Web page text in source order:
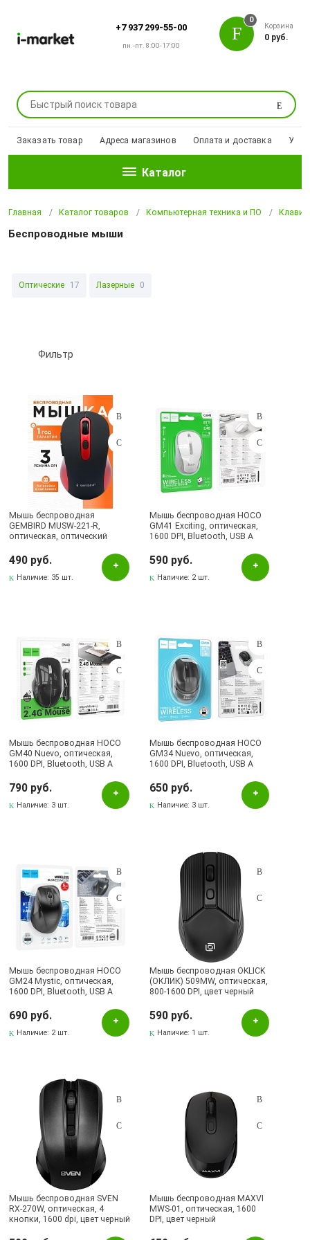
+7 937 299-55-00
пн.-пт. 8:00-17:00
Поиск
0
Корзина
0 руб.
Заказать товар Адреса магазинов Оплата и доставка
Каталог
Главная Каталог товаров Компьютерная техника и ПО
Беспроводные мыши
Оптические 17 Лазерные 0
Фильтр
Подбор параметров
Розничная цена
Черный
Бренд
Gembird
HOCO
MAXVI
SMARTBUY
SVEN
Наличие в магазинах
Pаспределительный центр
Альметьевск, ул.Ленина, 132, ТЦ ЛЕНТА
Бавлы, ул.Пионерская, 11
Бугульма, ул.Ленина, 145, ТЦ ЭССЕН
Бугульма, ул.Ленина, 2Б, ТД ТЕХНОПОЛИС
Бугульма, ул.Советская, 82
Бугульма, ул.Тукая, 70
Лениногорск, ул.Кутузова, 9А, (БРИЗ)
Мышь беспроводная
GEMBIRD MUSW-221-R,
оптическая, оптический
DPI, цвет черно красный
490 руб.
Наличие: 35 шт.
Мышь беспроводная HOCO
GM41 Exciting, оптическая,
1600 DPI, Bluetooth, USB A
590 руб.
Наличие: 2 шт.
Мышь беспроводная HOCO
GM40 Nuevo, оптическая,
1600 DPI, Bluetooth, USB A
подсветка, цвет черный
790 руб.
Наличие: 3 шт.
Мышь беспроводная HOCO
GM34 Nuevo, оптическая,
1600 DPI, Bluetooth, USB A
650 руб.
Наличие: 3 шт.
Мышь беспроводная HOCO
GM24 Mystic, оптическая,
1600 DPI, Bluetooth, USB A
690 руб.
Наличие: 2 шт.
Мышь беспроводная OKLICK
(ОКЛИК) 509MW, оптическая,
800-1600 DPI, цвет черный
590 руб.
Наличие: 1 шт.
Мышь беспроводная SVEN
RX-270W, оптическая, 4
кнопки, 1600 dpi, цвет черный
Мышь беспроводная MAXVI
MWS-01, оптическая, 1600
DPI, цвет черный